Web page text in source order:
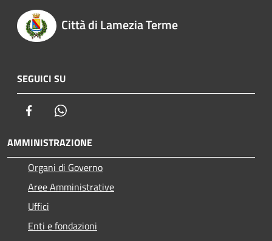
Città di Lamezia Terme
SEGUICI SU
Facebook
AMMINISTRAZIONE
Organi di Governo
Aree Amministrative
Uffici
Enti e fondazioni